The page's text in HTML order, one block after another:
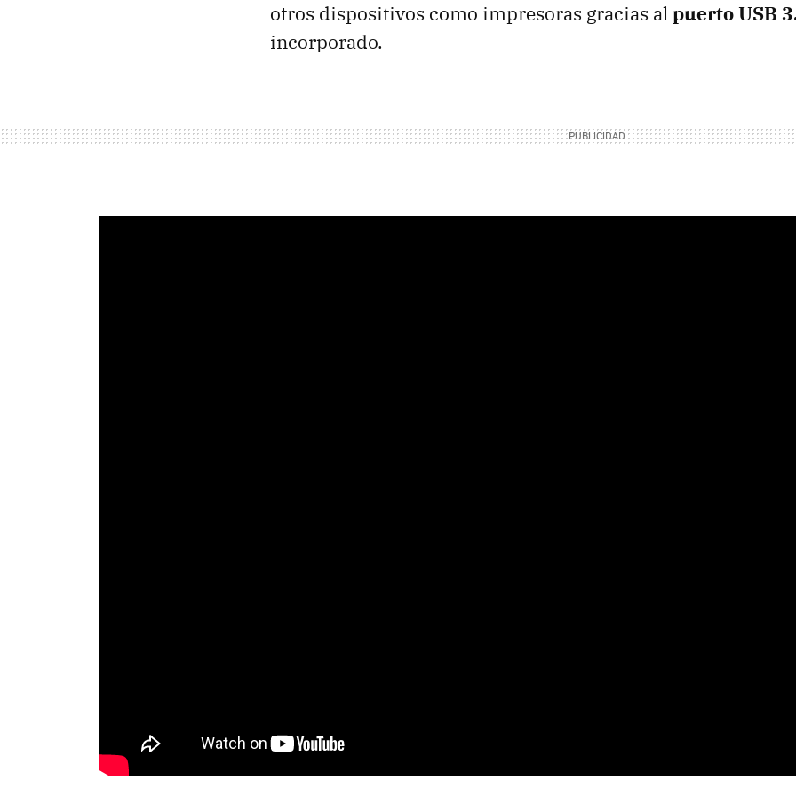
otros dispositivos como impresoras gracias alpuerto USB
incorporado.